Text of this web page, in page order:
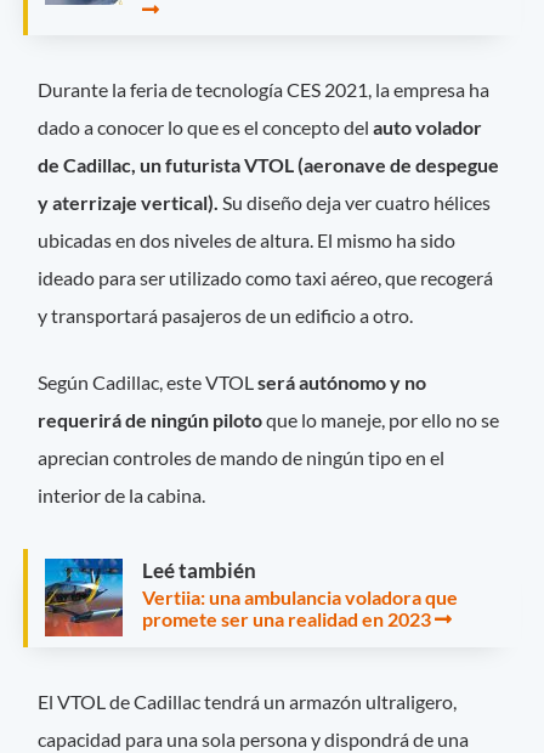
Durante la feria de tecnología CES 2021, la empresa ha
dado a conocer lo que es el concepto delauto volador
de Cadillac, un futurista VTOL (aeronave de despegue
y aterrizaje vertical). Su diseño deja ver cuatro hélices
ubicadas en dos niveles de altura. El mismo ha sido
ideado para ser utilizado como taxi aéreo, que recogerá
y transportará pasajeros de un edificio a otro.
Según Cadillac, este VTOLserá autónomo y no
requerirá de ningún pilotoque lo maneje, por ello no se
aprecian controles de mando de ningún tipo en el
interior de la cabina.
Leé también
Vertiia: una ambulancia voladora que
promete ser una realidad en 2023
El VTOL de Cadillac tendrá un armazón ultraligero,
capacidad para una sola persona y dispondrá de una